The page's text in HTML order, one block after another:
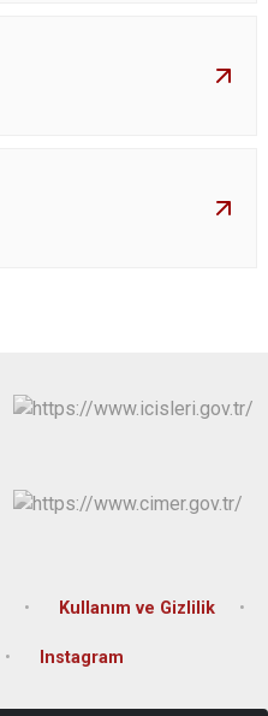
Kullanım ve Gizlilik
Instagram